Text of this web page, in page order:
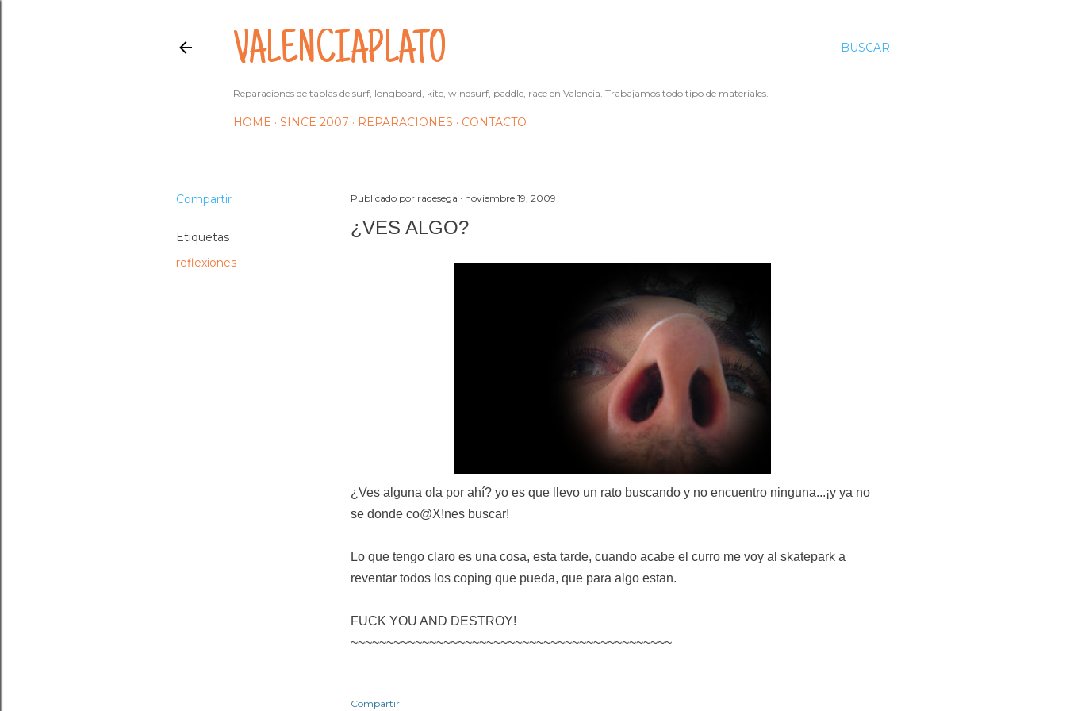
BUSCAR
VALENCIAPLATO
Reparaciones de tablas de surf, longboard, kite, windsurf, paddle, race en Valencia. Trabajamos todo tipo de materiales.
HOME SINCE 2007 REPARACIONES CONTACTO
Compartir
Etiquetas
reflexiones
Publicado por radesega noviembre 19, 2009
¿VES ALGO?
¿Ves alguna ola por ahí? yo es que llevo un rato buscando y no encuentro ninguna...¡y ya no
se donde co@X!nes buscar!
Lo que tengo claro es una cosa, esta tarde, cuando acabe el curro me voy al skatepark a
reventar todos los coping que pueda, que para algo estan.
FUCK YOU AND DESTROY!
~~~~~~~~~~~~~~~~~~~~~~~~~~~~~~~~~~~~~~~~~~~~~
Compartir